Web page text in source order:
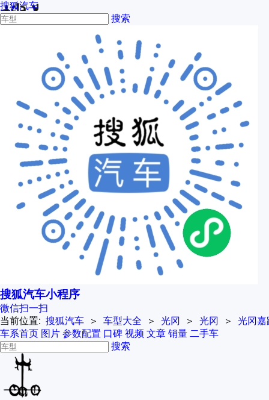
搜狐汽车
搜索
搜狐汽车小程序
微信扫一扫
当前位置: 搜狐汽车 ＞ 车型大全 ＞ 光冈 ＞ 光冈 ＞
光冈嘉
车系首页 图片 参数配置 口碑 视频 文章 销量 二手车
搜索